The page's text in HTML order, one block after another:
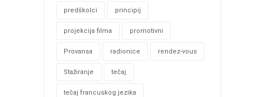
predškolci principij
projekcija filma promotivni
Provansa radionice rendez-vous
Stažiranje tečaj
tečaj francuskog jezika